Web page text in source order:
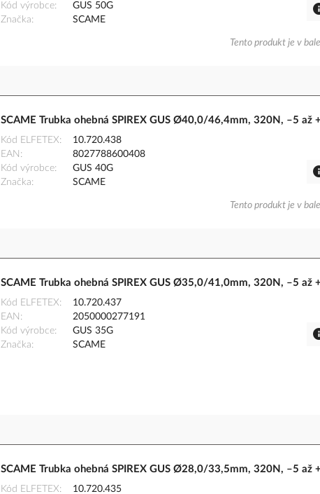
Kód výrobce
GUS 50G
Značka
SCAME
Tento produkt je v
SCAME Trubka ohebná SPIREX GUS Ø40,0/46,4mm, 320N, –5 až
Kód ELFETEX
10.720.438
EAN
8027788600408
Kód výrobce
GUS 40G
Značka
SCAME
Tento produkt je v
SCAME Trubka ohebná SPIREX GUS Ø35,0/41,0mm, 320N, –5 až
Kód ELFETEX
10.720.437
EAN
2050000277191
Kód výrobce
GUS 35G
Značka
SCAME
SCAME Trubka ohebná SPIREX GUS Ø28,0/33,5mm, 320N, –5 až
Kód ELFETEX 10.720.435